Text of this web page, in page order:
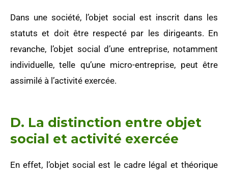
Dans une société, l’objet social est inscrit dans les
statuts et doit être respecté par les dirigeants. En
revanche, l’objet social d’une entreprise, notamment
individuelle, telle qu’une micro-entreprise, peut être
assimilé à l’activité exercée.
D. La distinction entre objet
social et activité exercée
En effet, l’objet social est le cadre légal et théorique